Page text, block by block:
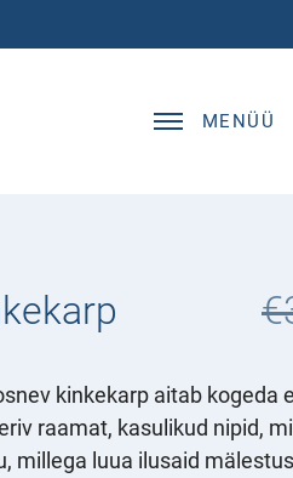
MENÜÜ
€
kinkekarp aitab kogeda
raamat, kasulikud nipid,
millega luua ilusaid